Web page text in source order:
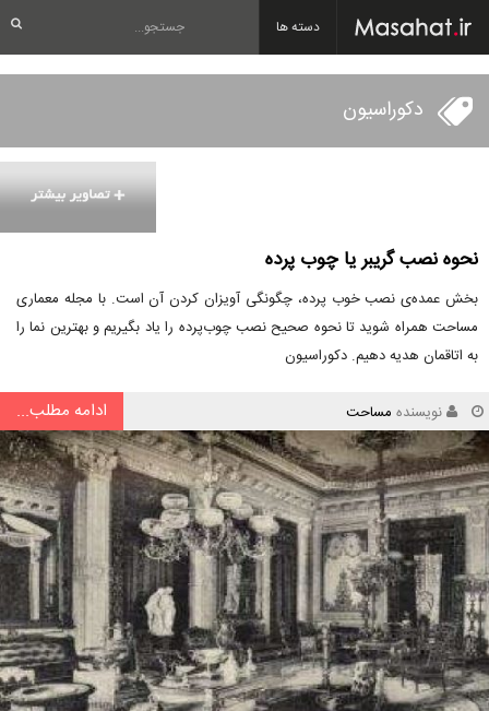
دسته ها
دکوراسیون
نحوه نصب گریبر یا چوب پرده
بخش عمده‌ی نصب خوب پرده، چگونگی آویزان کردن آن است. با مجله معماری
مساحت همراه شوید تا نحوه صحیح نصب چوب‌پرده را یاد بگیریم و بهترین نما را
به اتاقمان هدیه دهیم. دکوراسیون
نویسنده مساحت ادامه مطلب...